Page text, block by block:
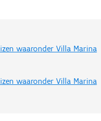
waaronder Villa Marina
waaronder Villa Marina